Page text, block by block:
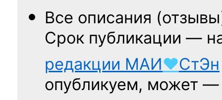
Все описания
Срок публикации —
редакции МАИ♥СтЭн
опубликуем, может